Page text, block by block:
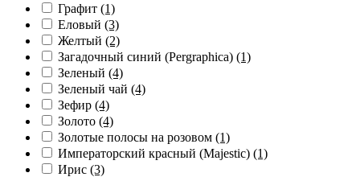
Графит (1)
Еловый (3)
Желтый (2)
Загадочный синий (Pergraphica) (1)
Зеленый (4)
Зеленый чай (4)
Зефир (4)
Золото (4)
Золотые полосы на розовом (1)
Императорский красный (Majestic) (1)
Ирис (3)